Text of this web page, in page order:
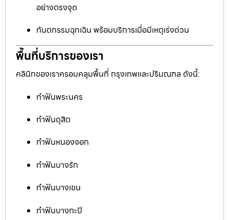
อย่างตรงจุด
ทันตกรรมฉุกเฉิน พร้อมบริการเมื่อมีเหตุเร่งด่วน
พื้นที่บริการของเรา
คลินิกของเราครอบคลุมพื้นที่ กรุงเทพและปริมณฑล ดังนี้:
ทำฟันพระนคร
ทำฟันดุสิต
ทำฟันหนองจอก
ทำฟันบางรัก
ทำฟันบางเขน
ทำฟันบางกะปิ